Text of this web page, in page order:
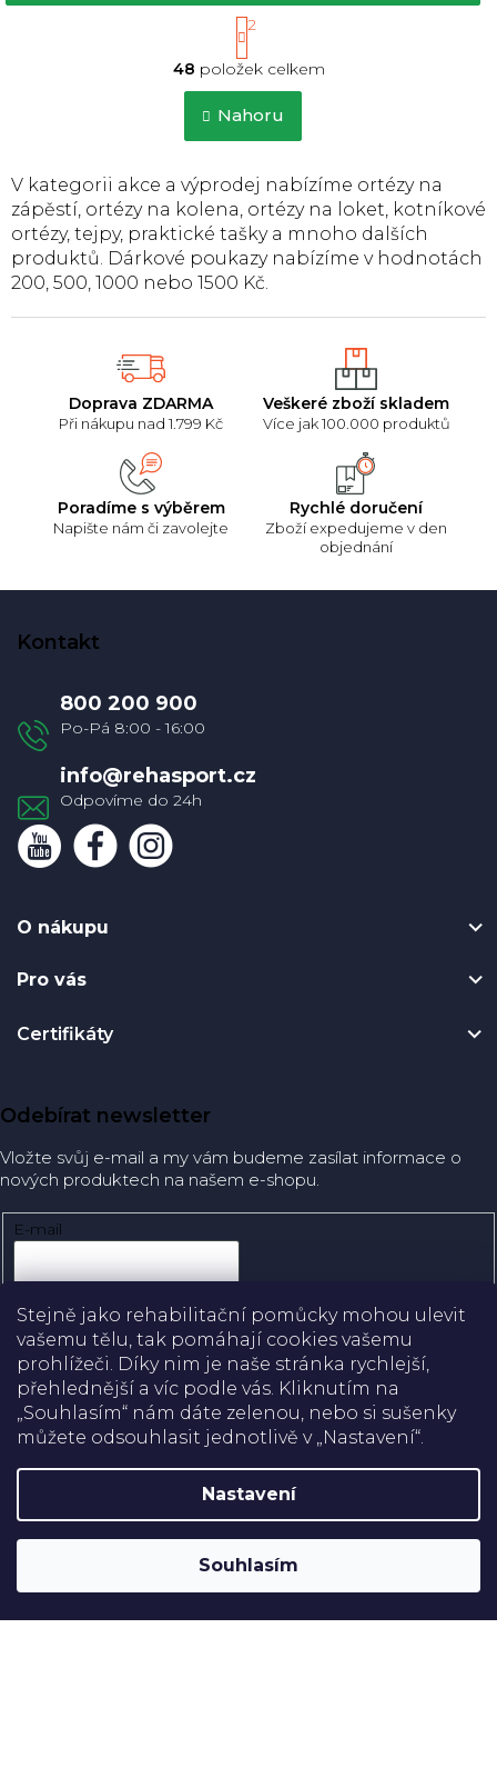
Stejně jako rehabilitační pomůcky mohou ulevit
vašemu tělu, tak pomáhají cookies vašemu
prohlížeči. Díky nim je naše stránka rychlejší,
přehlednější a víc podle vás. Kliknutím na
„Souhlasím“ nám dáte zelenou, nebo si sušenky
můžete odsouhlasit jednotlivě v „Nastavení“.
Nastavení
Souhlasím
v
l
á
d
c
í
p
r
v
k
S
t
r
á
n
k
o
á
n
í
2
48 položek celkem
Nahoru
V kategorii akce a výprodej nabízíme ortézy na
zápěstí, ortézy na kolena, ortézy na loket, kotníkové
ortézy, tejpy, praktické tašky a mnoho dalších
produktů. Dárkové poukazy nabízíme v hodnotách
200, 500, 1000 nebo 1500 Kč.
Doprava ZDARMA
Při nákupu nad 1.799 Kč
Veškeré zboží skladem
Více jak 100.000 produktů
Poradíme s výběrem
Napište nám či zavolejte
Rychlé doručení
Zboží expedujeme v den
objednání
Kontakt
info@rehasport.cz
800 200 900
O nákupu
Pro vás
Certifikáty
Doprava
Platba
Odebírat newsletter
Vložte svůj e-mail a my vám budeme zasílat informace o
nových produktech na našem e-shopu.
E-mail
Přihlásit se
Rehabilitační pomůcky
Upravit nastavení cookies